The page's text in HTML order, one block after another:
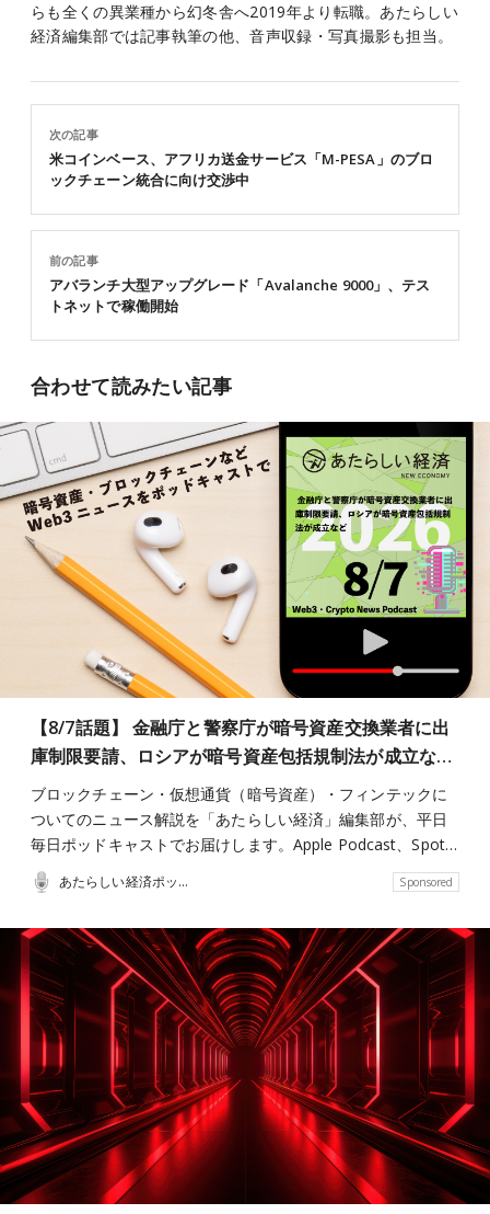
らも全くの異業種から幻冬舎へ2019年より転職。あたらしい
経済編集部では記事執筆の他、音声収録・写真撮影も担当。
前の記事
アバランチ大型アップグレード「Avalanche 9000」、テス
トネットで稼働開始
次の記事
米コインベース、アフリカ送金サービス「M-PESA」のブロ
ックチェーン統合に向け交渉中
合わせて読みたい記事
【8/7話題】 金融庁と警察庁が暗号資産交換業者に出
庫制限要請、ロシアが暗号資産包括規制法が成立な…
ブロックチェーン・仮想通貨（暗号資産）・フィンテックに
ついてのニュース解説を「あたらしい経済」編集部が、平日
毎日ポッドキャストでお届けします。Apple Podcast、Spot…
あたらしい経済ポッドキャスト Sponsored